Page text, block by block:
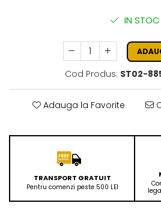
IN STOC
Cod Produs: ST02-
Adauga la Favorite
TRANSPORT GRATUIT
Pentru comenzi peste 500 LEI